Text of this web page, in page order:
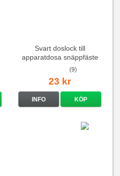
Svart doslock till
apparatdosa snäppfäste
(9)
23 kr
INFO KÖP